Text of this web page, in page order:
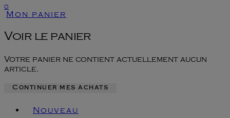
0
Mon panier
Voir le panier
Votre panier ne contient actuellement aucun
article.
Continuer mes achats
Nouveau